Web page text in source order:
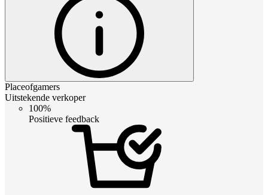
Placeofgamers
Uitstekende verkoper
100%
Positieve feedback